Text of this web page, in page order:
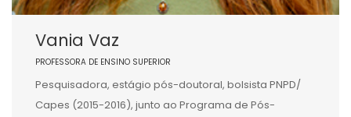
Vania Vaz
PROFESSORA DE ENSINO SUPERIOR
Pesquisadora, estágio pós-doutoral, bolsista PNPD/
Capes (2015-2016), junto ao Programa de Pós-